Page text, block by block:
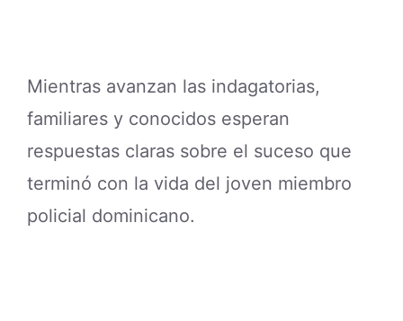
Mientras avanzan las indagatorias,
familiares y conocidos esperan
respuestas claras sobre el suceso que
terminó con la vida del joven miembro
policial dominicano.